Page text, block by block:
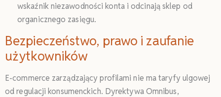
wskaźnik niezawodności konta i odcinają sklep od
organicznego zasięgu.
Bezpieczeństwo, prawo i zaufanie
użytkowników
E-commerce zarządzający profilami nie ma taryfy ulgowej
od regulacji konsumenckich. Dyrektywa Omnibus,